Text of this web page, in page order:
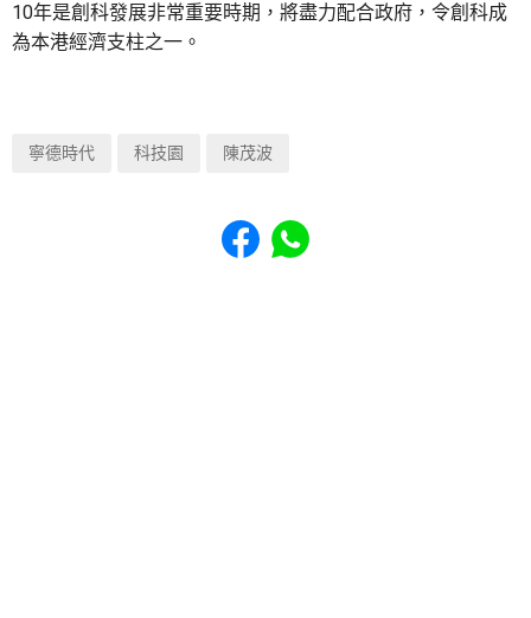
10年是創科發展非常重要時期，將盡力配合政府，令創科成
為本港經濟支柱之一。
寧德時代 科技園 陳茂波
Share to Facebook
Share to WhatsApp